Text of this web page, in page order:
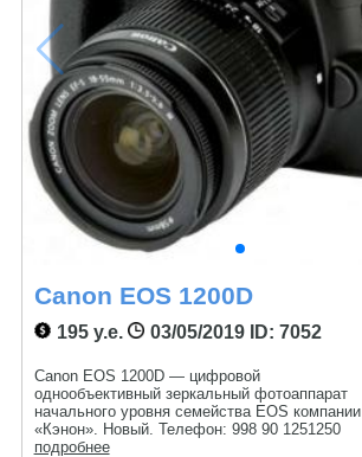
Canon EOS 1200D
195 у.е. 03/05/2019ID: 7052
Canon EOS 1200D — цифровой
однообъективный зеркальный фотоаппарат
начального уровня семейства EOS компании
«Кэнон». Новый. Телефон: 998 90 1251250
подробнее